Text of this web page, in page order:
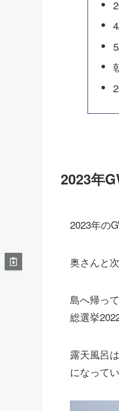
2023年
2023年の
奥さんと
島へ帰っ
総選挙
露天風呂
になって